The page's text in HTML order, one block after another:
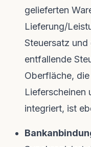
gelieferten
Lieferung/
Steuersatz
entfallende
Oberfläche,
Lieferscheinen
integriert, ist